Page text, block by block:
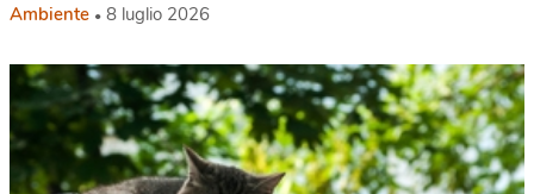
Ambiente 8 luglio 2026